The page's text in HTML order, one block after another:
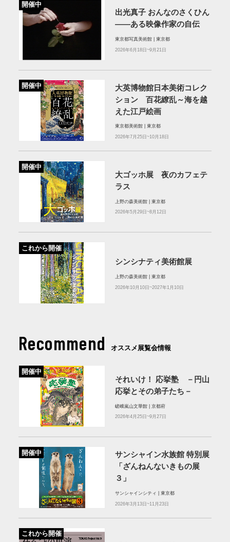
開催中
出光真子 おんなのさくひん
――ある映像作家の自伝
東京都写真美術館 | 東京都
2026年6月18日~9月21日
開催中
大英博物館日本美術コレク
ション 百花繚乱～海を越
えた江戸絵画
東京都美術館 | 東京都
2026年7月25日~10月18日
開催中
大ゴッホ展 夜のカフェテ
ラス
上野の森美術館 | 東京都
2026年5月29日~8月12日
これから開催
シンシナティ美術館展
上野の森美術館 | 東京都
2026年10月10日~2027年1月10日
Recommend オススメ展覧会情報
開催中
それいけ！ 応挙塾 －円山
応挙とその弟子たち－
嵯峨嵐山文華館 | 京都府
2026年4月25日~9月27日
開催中
サンシャイン水族館 特別展
「ざんねんないきもの展
３」
サンシャインシティ | 東京都
2026年3月13日~11月23日
これから開催